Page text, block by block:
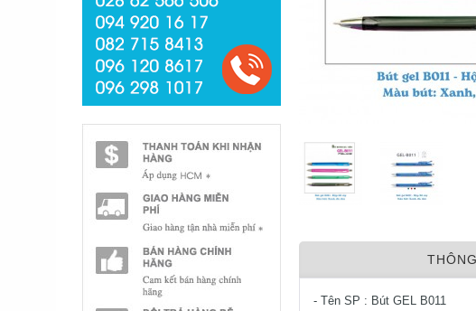
- Tên SP : Bút GEL B011